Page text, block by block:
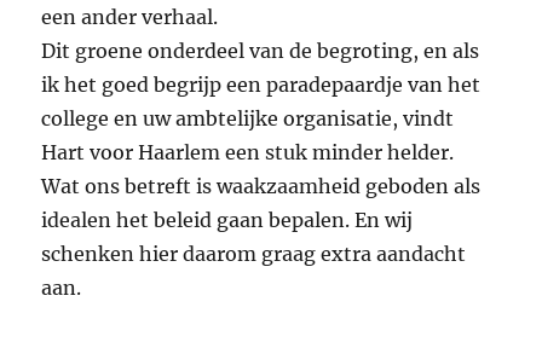
een ander verhaal.
Dit groene onderdeel van de begroting, en als
ik het goed begrijp een paradepaardje van het
college en uw ambtelijke organisatie, vindt
Hart voor Haarlem een stuk minder helder.
Wat ons betreft is waakzaamheid geboden als
idealen het beleid gaan bepalen. En wij
schenken hier daarom graag extra aandacht
aan.